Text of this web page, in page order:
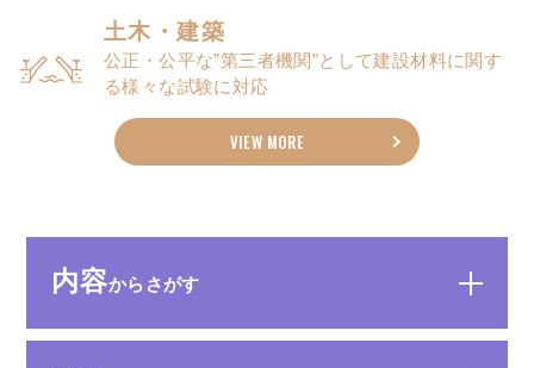
土木・建築
公正・公平な”第三者機関”として建設材料に関す
る様々な試験に対応
VIEW MORE
内容からさがす